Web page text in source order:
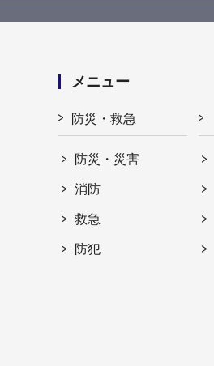
メニュー
防災・救急
防災・災害
消防
救急
防犯